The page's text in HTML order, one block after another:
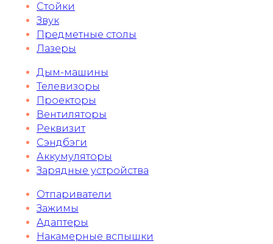
Стойки
Звук
Предметные столы
Лазеры
Дым-машины
Телевизоры
Проекторы
Вентиляторы
Реквизит
Сэндбэги
Аккумуляторы
Зарядные устройства
Отпариватели
Зажимы
Адаптеры
Накамерные вспышки